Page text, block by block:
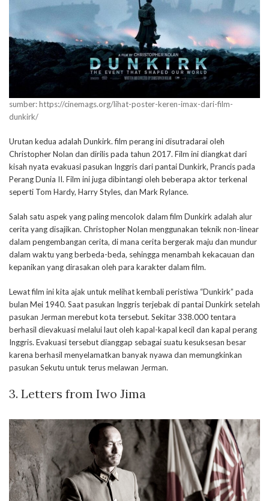
sumber: https://cinemags.org/lihat-poster-keren-imax-dari-film-
dunkirk/
Urutan kedua adalah Dunkirk. film perang ini disutradarai oleh
Christopher Nolan dan dirilis pada tahun 2017. Film ini diangkat dari
kisah nyata evakuasi pasukan Inggris dari pantai Dunkirk, Prancis pada
Perang Dunia II. Film ini juga dibintangi oleh beberapa aktor terkenal
seperti Tom Hardy, Harry Styles, dan Mark Rylance.
Salah satu aspek yang paling mencolok dalam film Dunkirk adalah alur
cerita yang disajikan. Christopher Nolan menggunakan teknik non-linear
dalam pengembangan cerita, di mana cerita bergerak maju dan mundur
dalam waktu yang berbeda-beda, sehingga menambah kekacauan dan
kepanikan yang dirasakan oleh para karakter dalam film.
Lewat film ini kita ajak untuk melihat kembali peristiwa “Dunkirk” pada
bulan Mei 1940. Saat pasukan Inggris terjebak di pantai Dunkirk setelah
pasukan Jerman merebut kota tersebut. Sekitar 338.000 tentara
berhasil dievakuasi melalui laut oleh kapal-kapal kecil dan kapal perang
Inggris. Evakuasi tersebut dianggap sebagai suatu kesuksesan besar
karena berhasil menyelamatkan banyak nyawa dan memungkinkan
pasukan Sekutu untuk terus melawan Jerman.
3. Letters from Iwo Jima